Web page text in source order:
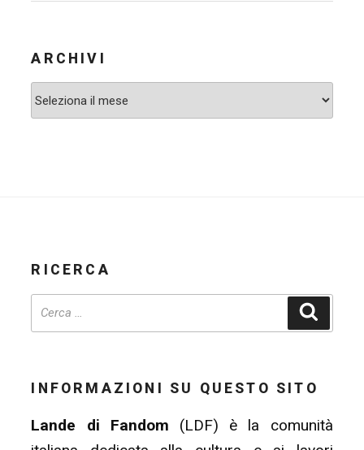
ARCHIVI
Archivi
RICERCA
INFORMAZIONI SU QUESTO SITO
Lande di Fandom (LDF) è la comunità